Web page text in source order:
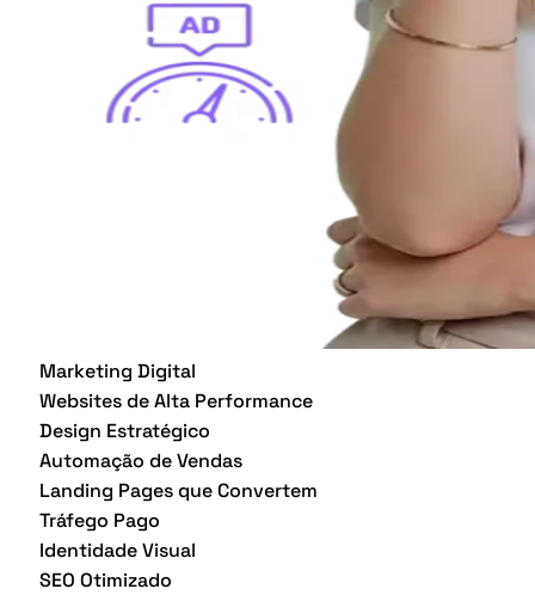
Marketing Digital
Websites de Alta Performance
Design Estratégico
Automação de Vendas
Landing Pages que Convertem
Tráfego Pago
Identidade Visual
SEO Otimizado